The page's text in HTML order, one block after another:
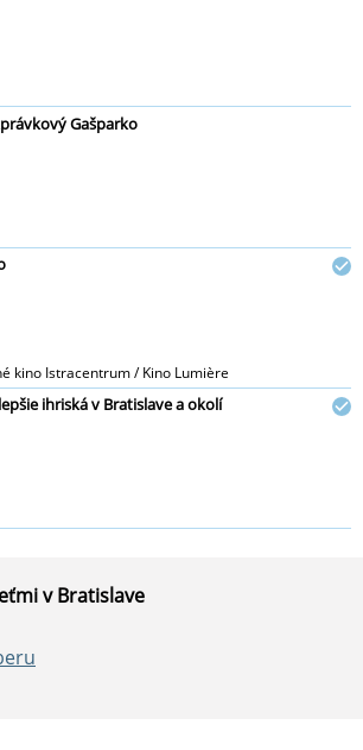
Gašparko
kino Istracentrum / Kino Lumière
ihriská v Bratislave a okolí
v Bratislave